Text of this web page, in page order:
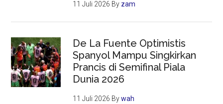
11 Juli 2026 By zam
De La Fuente Optimistis
Spanyol Mampu Singkirkan
Prancis di Semifinal Piala
Dunia 2026
11 Juli 2026 Bywah